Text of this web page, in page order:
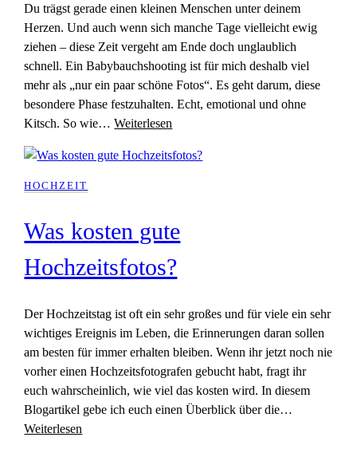
Du trägst gerade einen kleinen Menschen unter deinem
Herzen. Und auch wenn sich manche Tage vielleicht ewig
ziehen – diese Zeit vergeht am Ende doch unglaublich
schnell. Ein Babybauchshooting ist für mich deshalb viel
mehr als „nur ein paar schöne Fotos“. Es geht darum, diese
besondere Phase festzuhalten. Echt, emotional und ohne
Kitsch. So wie…Weiterlesen
HOCHZEIT
Was kosten gute
Hochzeitsfotos?
Der Hochzeitstag ist oft ein sehr großes und für viele ein sehr
wichtiges Ereignis im Leben, die Erinnerungen daran sollen
am besten für immer erhalten bleiben. Wenn ihr jetzt noch nie
vorher einen Hochzeitsfotografen gebucht habt, fragt ihr
euch wahrscheinlich, wie viel das kosten wird. In diesem
Blogartikel gebe ich euch einen Überblick über die…
Weiterlesen